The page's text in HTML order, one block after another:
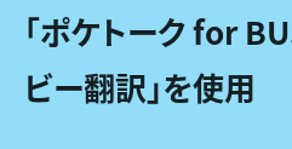
「ポケトーク for
ビー翻訳」を使用